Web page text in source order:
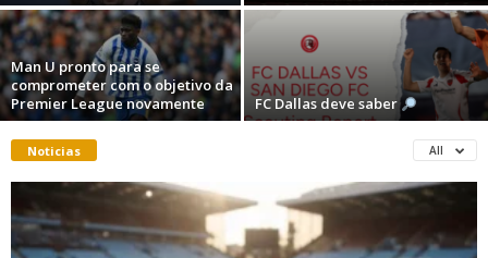
Man U pronto para se
comprometer com o objetivo da
Premier League novamente
FC Dallas deve saber
Noticias All